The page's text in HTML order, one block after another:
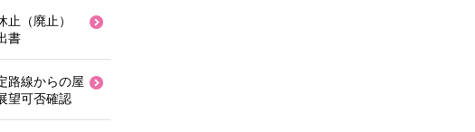
止（廃止）
書
路線からの屋
望可否確認